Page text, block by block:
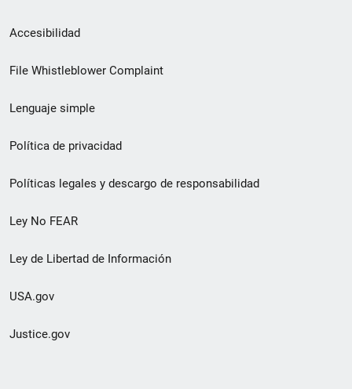
Menú
de
de
pie
de
página
Accesibilidad
File Whistleblower Complaint
Lenguaje simple
Política de privacidad
Políticas legales y descargo de responsabilidad
Ley No FEAR
Ley de Libertad de Información
USA.gov
Justice.gov